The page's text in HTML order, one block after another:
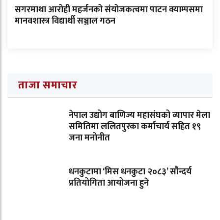
सगरमाथा आरोही महर्जनको संयोजकत्वमा पाटन क्याम्पसमा
मानवशास्त्र विद्यार्थी सञ्जाल गठन
ताजा समाचार
नेपाल उद्योग बाणिज्य महासंघको व्यापार मेला
समितिमा ललितपुरका कर्माचार्य सहित १९
जना मनोनीत
धनकुटामा ‘मिस धनकुटा २०८३’ सौन्दर्य
प्रतियोगिता आयोजना हुने